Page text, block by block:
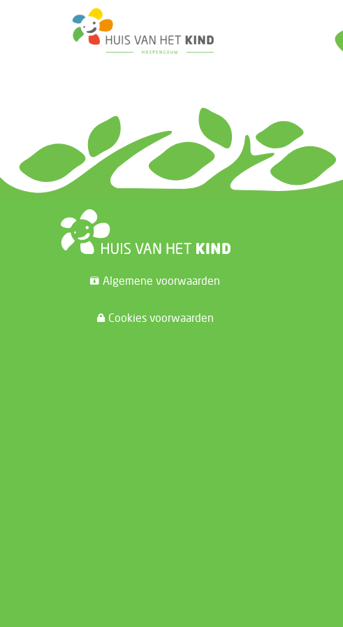
Algemene voorwaarden
Cookies voorwaarden